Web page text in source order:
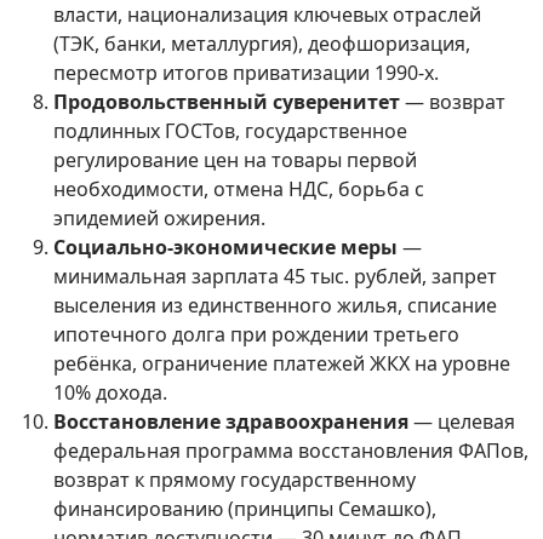
власти, национализация ключевых отраслей
(ТЭК, банки, металлургия), деофшоризация,
пересмотр итогов приватизации 1990-х.
Продовольственный суверенитет— возврат
подлинных ГОСТов, государственное
регулирование цен на товары первой
необходимости, отмена НДС, борьба с
эпидемией ожирения.
Социально-экономические меры —
минимальная зарплата 45 тыс. рублей, запрет
выселения из единственного жилья, списание
ипотечного долга при рождении третьего
ребёнка, ограничение платежей ЖКХ на уровне
10% дохода.
Восстановление здравоохранения— целевая
федеральная программа восстановления ФАПов,
возврат к прямому государственному
финансированию (принципы Семашко),